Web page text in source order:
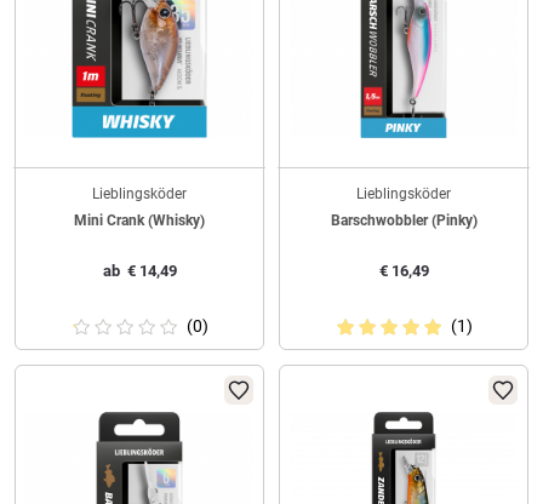
Lieblingsköder
Mini Crank (Whisky)
ab €14,49
(0)
Lieblingsköder
Barschwobbler (Pinky)
€16,49
(1)